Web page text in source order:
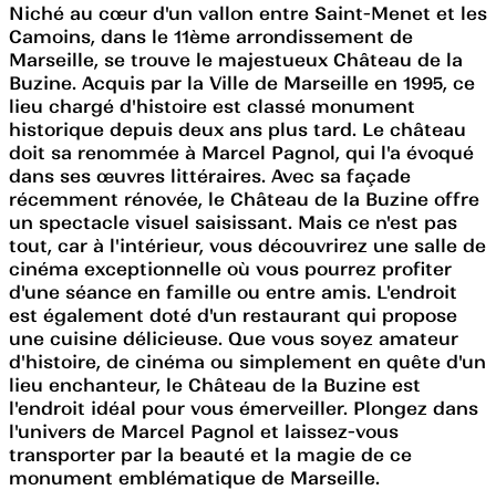
Niché au cœur d'un vallon entre Saint-Menet et les
Camoins, dans le 11ème arrondissement de
Marseille, se trouve le majestueux Château de la
Buzine. Acquis par la Ville de Marseille en 1995, ce
lieu chargé d'histoire est classé monument
historique depuis deux ans plus tard. Le château
doit sa renommée à Marcel Pagnol, qui l'a évoqué
dans ses œuvres littéraires. Avec sa façade
récemment rénovée, le Château de la Buzine offre
un spectacle visuel saisissant. Mais ce n'est pas
tout, car à l'intérieur, vous découvrirez une salle de
cinéma exceptionnelle où vous pourrez profiter
d'une séance en famille ou entre amis. L'endroit
est également doté d'un restaurant qui propose
une cuisine délicieuse. Que vous soyez amateur
d'histoire, de cinéma ou simplement en quête d'un
lieu enchanteur, le Château de la Buzine est
l'endroit idéal pour vous émerveiller. Plongez dans
l'univers de Marcel Pagnol et laissez-vous
transporter par la beauté et la magie de ce
monument emblématique de Marseille.